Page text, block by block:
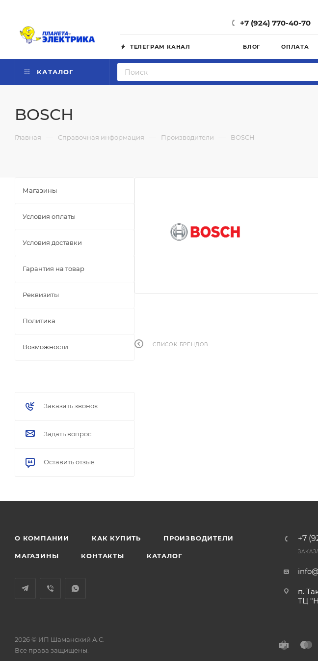
+7 (924) 770-40-70
ТЕЛЕГРАМ КАНАЛ БЛОГ ОПЛАТА
КАТАЛОГ
BOSCH
Главная — Справочная информация — Производители — BOSCH
СПИСОК БРЕНДОВ
Магазины
Условия оплаты
Условия доставки
Гарантия на товар
Реквизиты
Политика
Возможности
Заказать звонок
Задать вопрос
Оставить отзыв
О КОМПАНИИ КАК КУПИТЬ ПРОИЗВОДИТЕЛИ
МАГАЗИНЫ КОНТАКТЫ КАТАЛОГ
+7
п.
ТЦ
2026 © ИП Шаманский А.С.
Все права защищены.